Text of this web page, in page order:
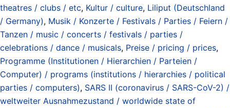
theatres / clubs / etc, Kultur / culture, Liliput (Deutschland
/ Germany), Musik / Konzerte / Festivals / Parties / Feiern /
Tanzen / music / concerts / festivals / parties /
celebrations / dance / musicals, Preise / pricing / prices,
Programme (Institutionen / Hierarchien / Parteien /
Computer) / programs (institutions / hierarchies / political
parties / computers), SARS II (coronavirus / SARS-CoV-2) /
weltweiter Ausnahmezustand / worldwide state of